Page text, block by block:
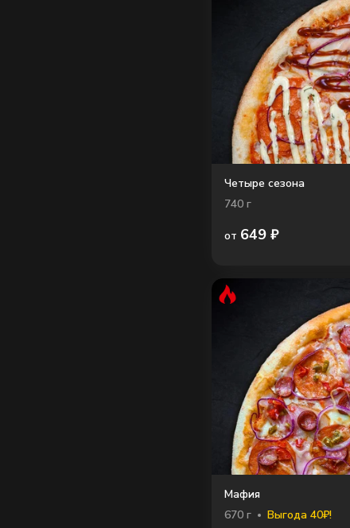
Четыре сезона
740 г
от 649 ₽
Мафия
670 г
Выгода 40₽!